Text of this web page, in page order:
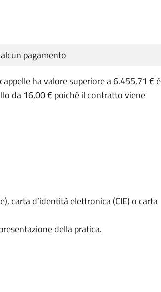
pagamento
ha valore superiore a 6.455,71 € è
da 16,00 € poiché il contratto viene
carta d’identità elettronica (CIE) o carta
della pratica.